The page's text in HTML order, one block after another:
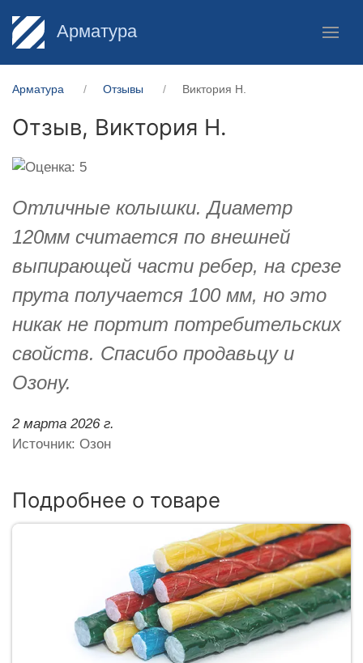
Арматура
Арматура Отзывы Виктория Н.
Отзыв, Виктория Н.
Отличные колышки. Диаметр
120мм считается по внешней
выпирающей части ребер, на срезе
прута получается 100 мм, но это
никак не портит потребительских
свойств. Спасибо продавьцу и
Озону.
2 марта 2026 г.
Источник: Озон
Подробнее о товаре